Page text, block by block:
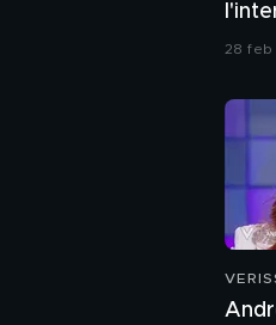
28 feb